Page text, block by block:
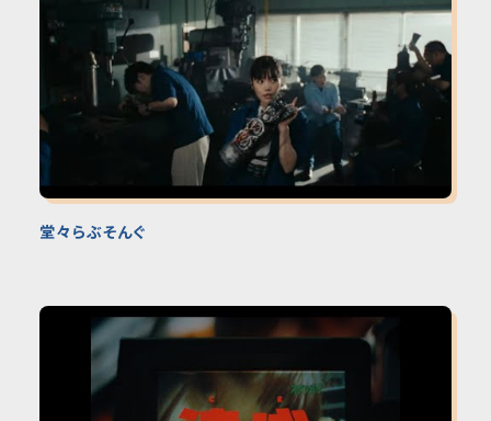
堂々らぶそんぐ